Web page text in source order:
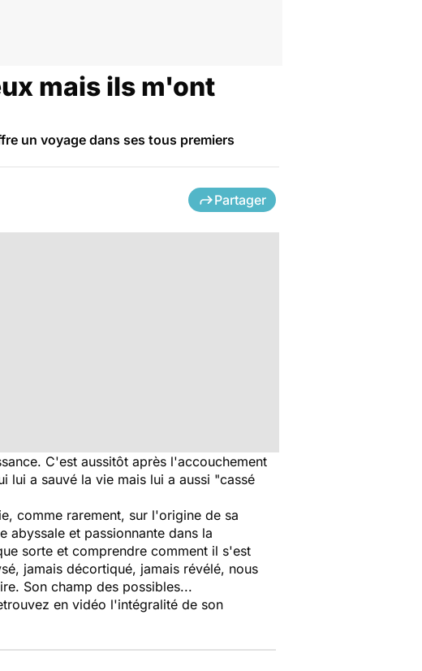
mais ils m'ont
un voyage dans ses tous premiers
Partager
C'est aussitôt après l'accouchement
lui a sauvé la vie mais lui a aussi "cassé
comme rarement, sur l'origine de sa
abyssale et passionnante dans la
sorte et comprendre comment il s'est
jamais décortiqué, jamais révélé, nous
Son champ des possibles...
en vidéo l'intégralité de son